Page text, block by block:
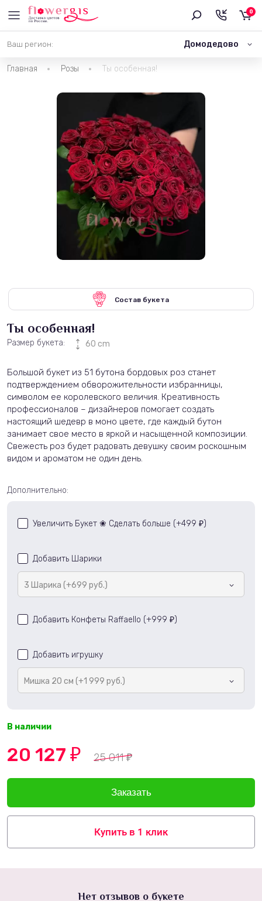
Ваш регион: Домодедово
0
Главная Розы Ты особенная!
Состав букета
Ты особенная!
Размер букета: 60 cm
Большой букет из 51 бутона бордовых роз станет
подтверждением обворожительности избранницы,
символом ее королевского величия. Креативность
профессионалов – дизайнеров помогает создать
настоящий шедевр в моно цвете, где каждый бутон
занимает свое место в яркой и насыщенной композиции.
Свежесть роз будет радовать девушку своим роскошным
видом и ароматом не один день.
Дополнительно:
Увеличить Букет ❀ Сделать больше (+499 ₽ )
Добавить Шарики
3 Шарика (+699 руб.)
Добавить Конфеты Raffaello (+999 ₽ )
Добавить игрушку
Мишка 20 см (+1 999 руб.)
В наличии
20 127 ₽ 25 011₽
Купить в 1 клик
Нет отзывов о букете